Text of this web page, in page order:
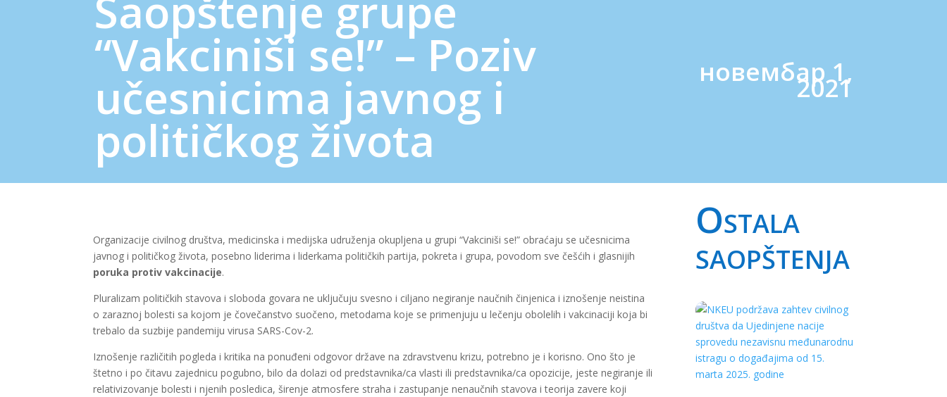
“Vakciniši se!” – Poziv
učesnicima javnog i
političkog života
новембар 1,
2021
Organizacije civilnog društva, medicinska i medijska udruženja okupljena u grupi “Vakciniši se!” obraćaju se učesnicima
javnog i političkog života, posebno liderima i liderkama političkih partija, pokreta i grupa, povodom sve češćih i glasnijih
poruka protiv vakcinacije.
Pluralizam političkih stavova i sloboda govara ne uključuju svesno i ciljano negiranje naučnih činjenica i iznošenje neistina
o zaraznoj bolesti sa kojom je čovečanstvo suočeno, metodama koje se primenjuju u lečenju obolelih i vakcinaciji koja bi
trebalo da suzbije pandemiju virusa SARS-Cov-2.
Iznošenje različitih pogleda i kritika na ponuđeni odgovor države na zdravstvenu krizu, potrebno je i korisno. Ono što je
štetno i po čitavu zajednicu pogubno, bilo da dolazi od predstavnika/ca vlasti ili predstavnika/ca opozicije, jeste negiranje ili
relativizovanje bolesti i njenih posledica, širenje atmosfere straha i zastupanje nenaučnih stavova i teorija zavere koji
Ostala
saopštenja